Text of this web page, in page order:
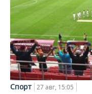
Спорт 27 авг, 15:05